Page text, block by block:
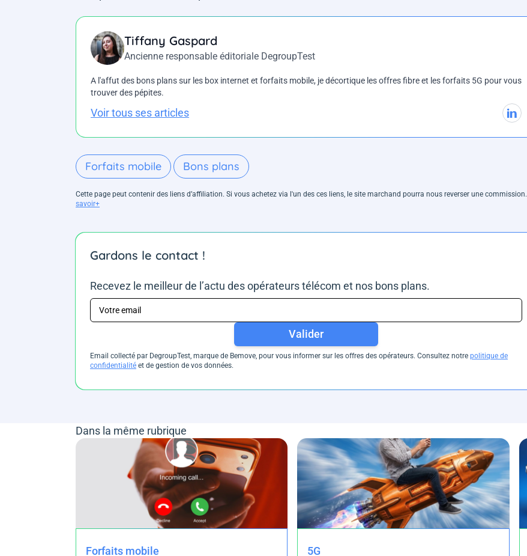
Tiffany Gaspard
Ancienne responsable éditoriale DegroupTest
A l'affut des bons plans sur les box internet et forfaits mobile, je décortique les offres fibre et les forfaits 5G pour vous
trouver des pépites.
Voir tous ses articles
Forfaits mobile Bons plans
Cette page peut contenir des liens d’affiliation. Si vous achetez via l'un des ces liens, le site marchand pourra nous reverser une commission.
savoir+
Gardons le contact !
Recevez le meilleur de l’actu des opérateurs télécom et nos bons plans.
Valider
Email collecté par DegroupTest, marque de Bemove, pour vous informer sur les offres des opérateurs. Consultez notre politique de
confidentialité et de gestion de vos données.
Dans la même rubrique
Forfaits mobile 5G